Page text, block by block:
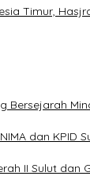
Timur,
Bersejarah
dan
II Sulut